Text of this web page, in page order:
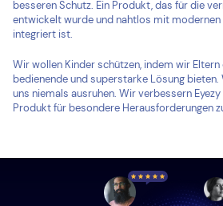
besseren Schutz. Ein Produkt, das für die
entwickelt wurde und nahtlos mit
integriert ist.
Wir wollen Kinder schützen, indem wir Eltern
bedienende und superstarke Lösung
uns niemals ausruhen. Wir verbessern
Produkt für besondere Herausforderungen